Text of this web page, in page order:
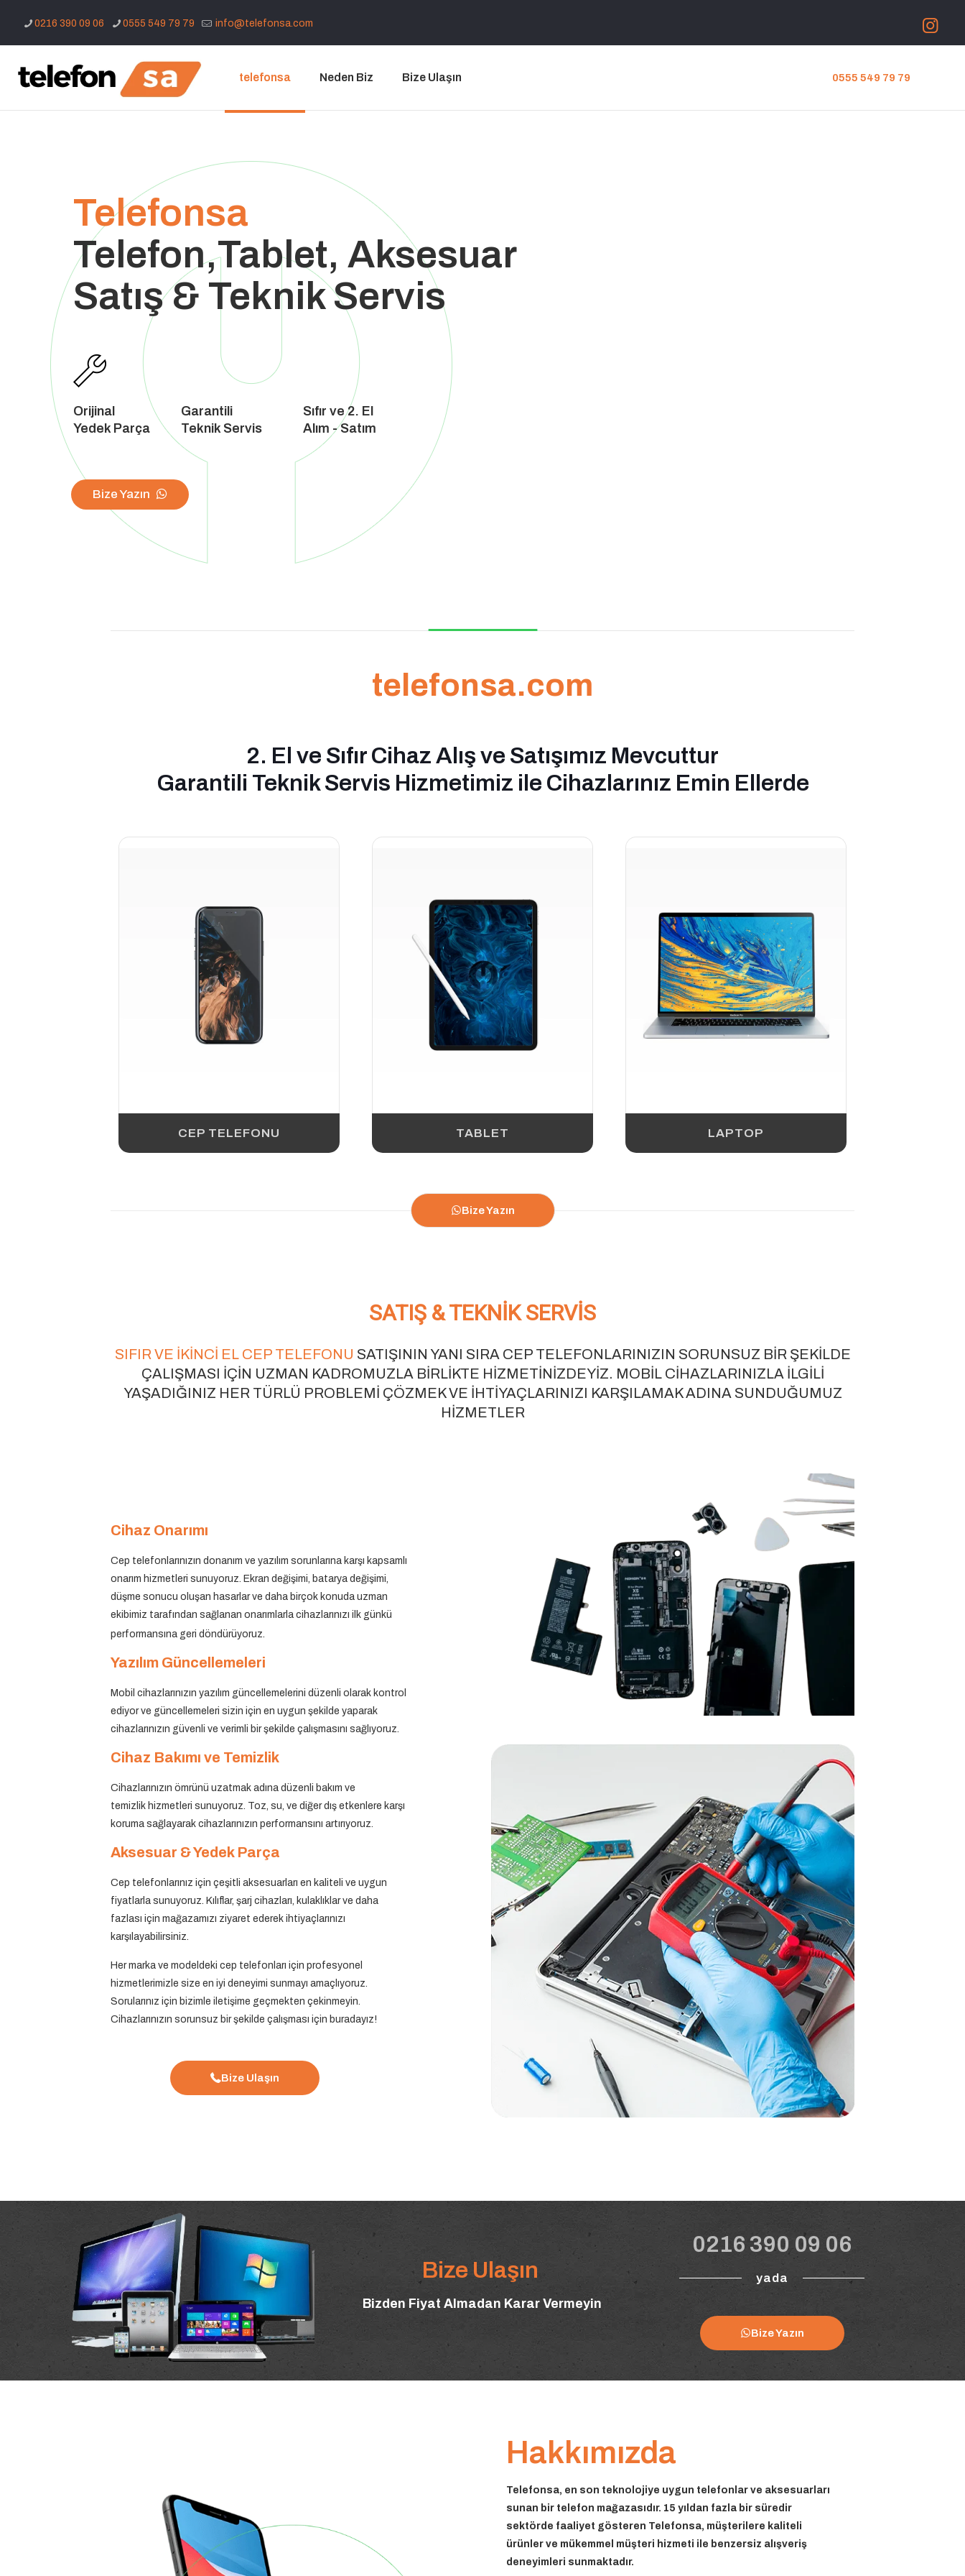
0216 390 09 06 0555 549 79 79 info@telefonsa.com
telefonsa Neden Biz Bize Ulaşın 0555 549 79 79
Orijinal
Yedek Parça
Telefonsa
Telefon,Tablet, Aksesuar
Satış & Teknik Servis
Garantili
Teknik Servis
Sıfır ve 2. El
Alım - Satım
Bize Yazın
telefonsa.com
2. El ve Sıfır Cihaz Alış ve Satışımız Mevcuttur
Garantili Teknik Servis Hizmetimiz ile Cihazlarınız Emin Ellerde
CEP TELEFONU TABLET LAPTOP
Bize Yazın
SATIŞ & TEKNIK SERVIS
SIFIR VE IKINCI EL CEP TELEFONU SATIŞININ YANI SIRA CEP TELEFONLARINIZIN SORUNSUZ BIR ŞEKILDE
ÇALIŞMASI IÇIN UZMAN KADROMUZLA BIRLIKTE HIZMETINIZDEYIZ. MOBIL CIHAZLARINIZLA ILGILI
YAŞADIĞINIZ HER TÜRLÜ PROBLEMI ÇÖZMEK VE IHTIYAÇLARINIZI KARŞILAMAK ADINA SUNDUĞUMUZ
HIZMETLER
Cihaz Onarımı
Cep telefonlarınızın donanım ve yazılım sorunlarına karşı kapsamlı
onarım hizmetleri sunuyoruz. Ekran değişimi, batarya değişimi,
düşme sonucu oluşan hasarlar ve daha birçok konuda uzman
ekibimiz tarafından sağlanan onarımlarla cihazlarınızı ilk günkü
performansına geri döndürüyoruz.
Yazılım Güncellemeleri
Mobil cihazlarınızın yazılım güncellemelerini düzenli olarak kontrol
ediyor ve güncellemeleri sizin için en uygun şekilde yaparak
cihazlarınızın güvenli ve verimli bir şekilde çalışmasını sağlıyoruz.
Cihaz Bakımı ve Temizlik
Cihazlarınızın ömrünü uzatmak adına düzenli bakım ve
temizlik hizmetleri sunuyoruz. Toz, su, ve diğer dış etkenlere karşı
koruma sağlayarak cihazlarınızın performansını artırıyoruz.
Aksesuar & Yedek Parça
Cep telefonlarınız için çeşitli aksesuarları en kaliteli ve uygun
fiyatlarla sunuyoruz. Kılıflar, şarj cihazları, kulaklıklar ve daha
fazlası için mağazamızı ziyaret ederek ihtiyaçlarınızı
karşılayabilirsiniz.
Her marka ve modeldeki cep telefonları için profesyonel
hizmetlerimizle size en iyi deneyimi sunmayı amaçlıyoruz.
Sorularınız için bizimle iletişime geçmekten çekinmeyin.
Cihazlarınızın sorunsuz bir şekilde çalışması için buradayız!
Bize Ulaşın
Bize Ulaşın
Bizden Fiyat Almadan Karar Vermeyin
0216 390 09 06
yada
Bize Yazın
Hakkımızda
Telefonsa, en son teknolojiye uygun telefonlar ve aksesuarları
sunan bir telefon mağazasıdır. 15 yıldan fazla bir süredir
sektörde faaliyet gösteren Telefonsa, müşterilere kaliteli
ürünler ve mükemmel müşteri hizmeti ile benzersiz alışveriş
deneyimleri sunmaktadır.